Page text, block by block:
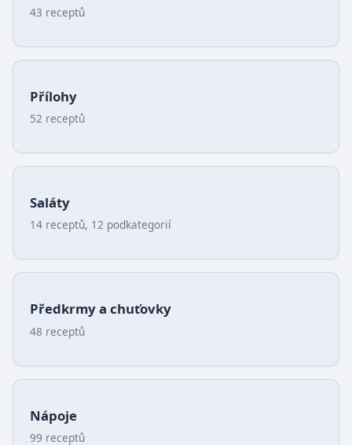
43 receptů
Přílohy
52 receptů
Saláty
14 receptů, 12 podkategorií
Předkrmy a chuťovky
48 receptů
Nápoje
99 receptů